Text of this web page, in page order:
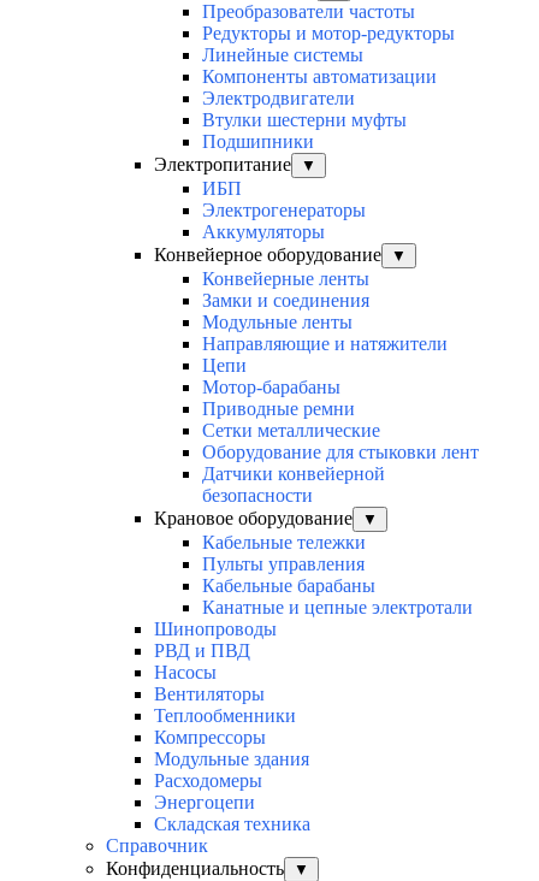
Преобразователи частоты
Редукторы и мотор-редукторы
Линейные системы
Компоненты автоматизации
Электродвигатели
Втулки шестерни муфты
Подшипники
Электропитание
▼
ИБП
Электрогенераторы
Аккумуляторы
Конвейерное оборудование
▼
Конвейерные ленты
Замки и соединения
Модульные ленты
Направляющие и натяжители
Цепи
Мотор-барабаны
Приводные ремни
Сетки металлические
Оборудование для стыковки лент
Датчики конвейерной
безопасности
Крановое оборудование
▼
Кабельные тележки
Пульты управления
Кабельные барабаны
Канатные и цепные электротали
Шинопроводы
РВД и ПВД
Насосы
Вентиляторы
Теплообменники
Компрессоры
Модульные здания
Расходомеры
Энергоцепи
Складская техника
Справочник
Конфиденциальность
▼